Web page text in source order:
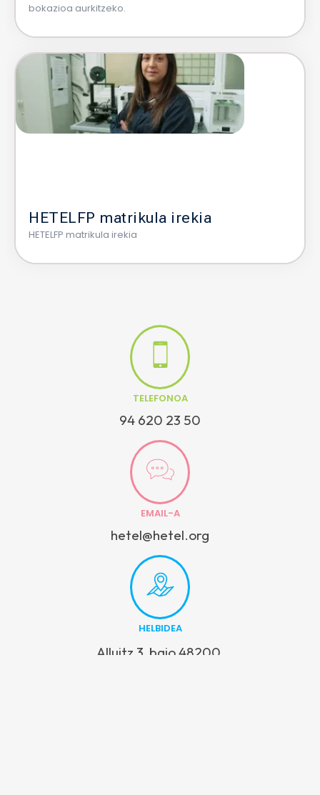
bokazioa aurkitzeko.
HETELFP matrikula irekia
HETELFP matrikula irekia
TELEFONOA
94 620 23 50
EMAIL-A
hetel@hetel.org
HELBIDEA
Alluitz 3, bajo 48200,